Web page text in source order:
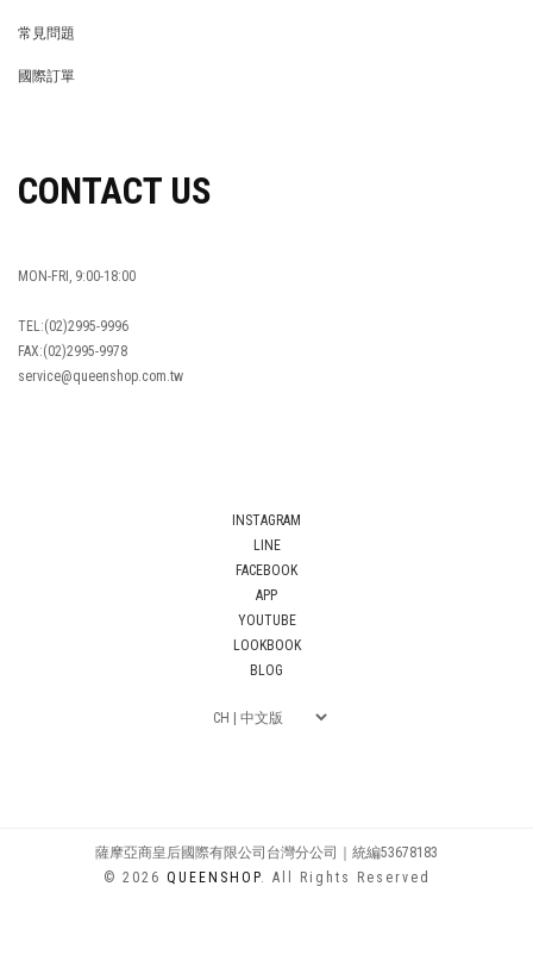
常見問題
國際訂單
CONTACT US
MON-FRI, 9:00-18:00
TEL:(02)2995-9996
FAX:(02)2995-9978
service@queenshop.com.tw
INSTAGRAM
LINE
FACEBOOK
APP
YOUTUBE
LOOKBOOK
BLOG
薩摩亞商皇后國際有限公司台灣分公司｜統編53678183
© 2026 QUEENSHOP. All Rights Reserved